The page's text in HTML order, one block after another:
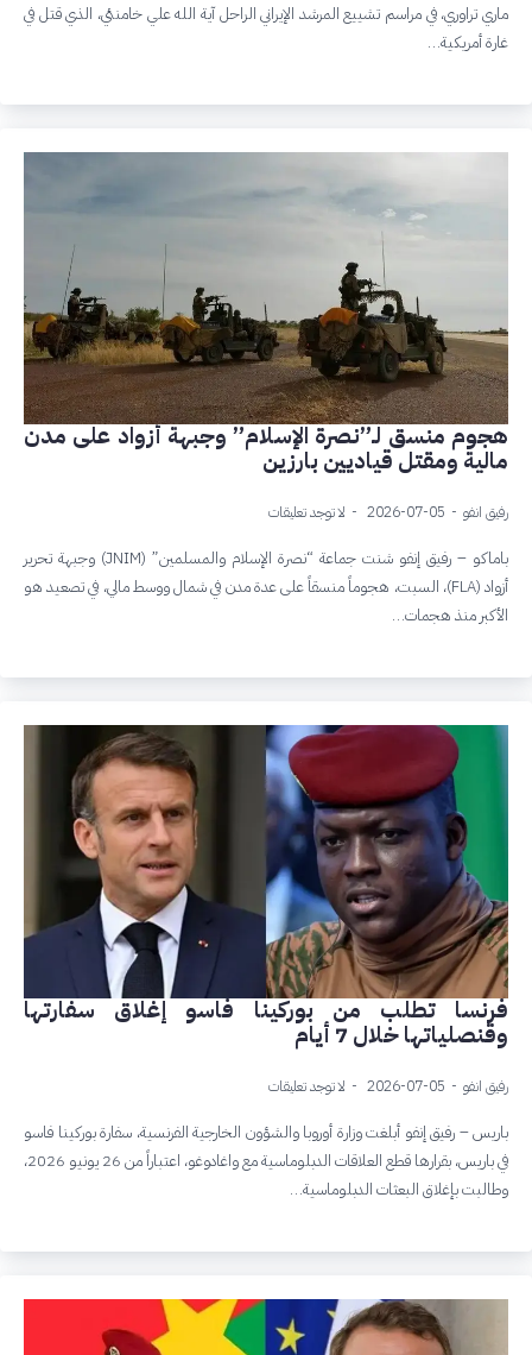
ماري تراوري، في مراسم تشييع المرشد الإيراني الراحل آية الله علي خامنئي، الذي قتل في
غارة أمريكية…
هجوم منسق لـ”نصرة الإسلام” وجبهة أزواد على مدن
مالية ومقتل قياديين بارزين
رفيق انفو 2026-07-05 لا توجد تعليقات
باماكو – رفيق إنفو شنت جماعة “نصرة الإسلام والمسلمين” (JNIM) وجبهة تحرير
أزواد (FLA)، السبت، هجوماً منسقاً على عدة مدن في شمال ووسط مالي، في تصعيد هو
الأكبر منذ هجمات…
فرنسا تطلب من بوركينا فاسو إغلاق سفارتها
وقنصلياتها خلال 7 أيام
رفيق انفو 2026-07-05 لا توجد تعليقات
باريس – رفيق إنفو أبلغت وزارة أوروبا والشؤون الخارجية الفرنسية، سفارة بوركينا فاسو
في باريس، بقرارها قطع العلاقات الدبلوماسية مع واغادوغو، اعتباراً من 26 يونيو 2026،
وطالبت بإغلاق البعثات الدبلوماسية…